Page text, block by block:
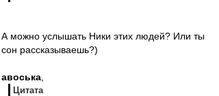
А можно услышать Ники этих людей? Или ты
сон рассказываешь?)
авоська
Цитата